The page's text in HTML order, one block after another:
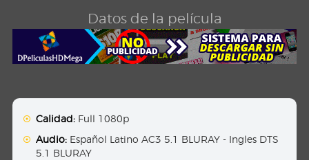
Datos de la película
Calidad: Full 1080p
Audio: Español Latino AC3 5.1 BLURAY - Ingles DTS
5.1 BLURAY